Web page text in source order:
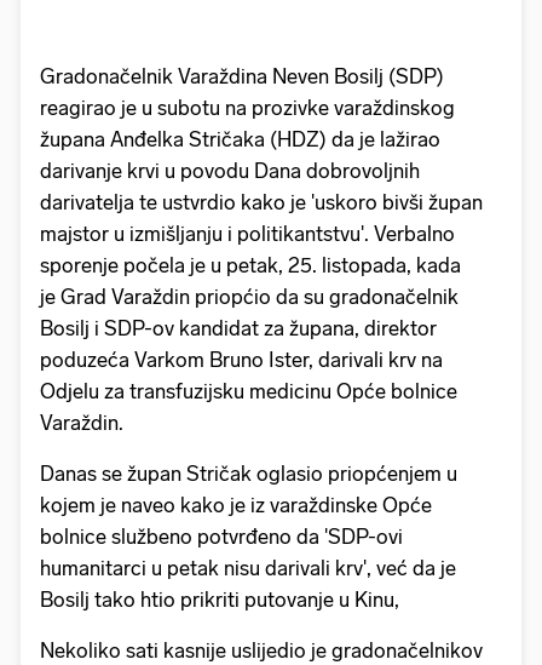
Gradonačelnik Varaždina Neven Bosilj (SDP)
reagirao je u subotu na prozivke varaždinskog
župana Anđelka Stričaka (HDZ) da je lažirao
darivanje krvi u povodu Dana dobrovoljnih
darivatelja te ustvrdio kako je 'uskoro bivši župan
majstor u izmišljanju i politikantstvu'. Verbalno
sporenje počela je u petak, 25. listopada, kada
je Grad Varaždin priopćio da su gradonačelnik
Bosilj i SDP-ov kandidat za župana, direktor
poduzeća Varkom Bruno Ister, darivali krv na
Odjelu za transfuzijsku medicinu Opće bolnice
Varaždin.
Danas se župan Stričak oglasio priopćenjem u
kojem je naveo kako je iz varaždinske Opće
bolnice službeno potvrđeno da 'SDP-ovi
humanitarci u petak nisu darivali krv', već da je
Bosilj tako htio prikriti putovanje u Kinu,
Nekoliko sati kasnije uslijedio je gradonačelnikov